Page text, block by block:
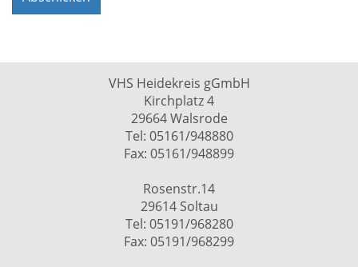
VHS Heidekreis gGmbH
Kirchplatz 4
29664 Walsrode
Tel: 05161/948880
Fax: 05161/948899
Rosenstr.14
29614 Soltau
Tel: 05191/968280
Fax: 05191/968299